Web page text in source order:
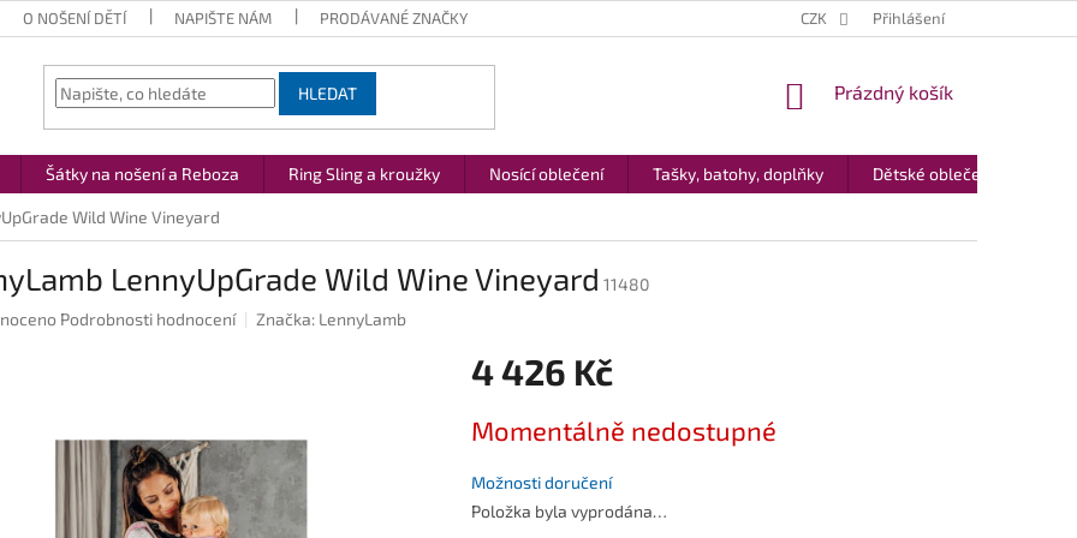
O NOŠENÍ DĚTÍ NAPIŠTE NÁM PRODÁVANÉ ZNAČKY CZK Přihlášení
HLEDAT
NÁKUPNÍ
Prázdný košík
Šátky na nošení a Reboza Ring Sling a kroužky Nosící oblečení Tašky, batohy, doplňky Dětské oblečení
Wild Wine Vineyard
LennyUpGrade Wild Wine Vineyard 11480
Podrobnosti hodnocení Značka: LennyLamb
4 426 Kč
cena:
Momentálně nedostupné
Možnosti doručení
Položka byla vyprodána…